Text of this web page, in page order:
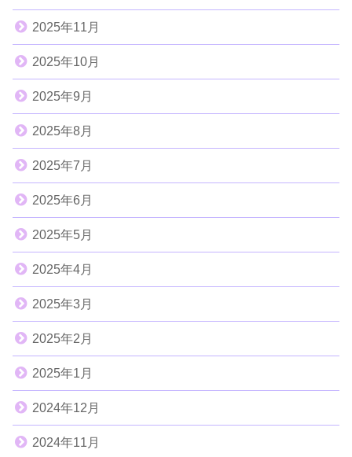
2025年11月
2025年10月
2025年9月
2025年8月
2025年7月
2025年6月
2025年5月
2025年4月
2025年3月
2025年2月
2025年1月
2024年12月
2024年11月